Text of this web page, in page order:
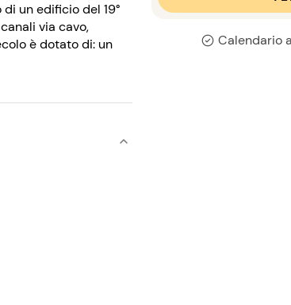
un edificio del 19°
via cavo,
è dotato di: un
Calendario